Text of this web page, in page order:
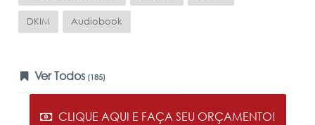
DKIM Audiobook
Ver Todos (185)
CLIQUE AQUI E FAÇA SEU ORÇAMENTO!